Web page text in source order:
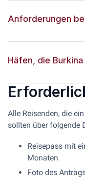
Anforderungen
Häfen, die
Alle Reisenden, die
sollten über folgende
Reisepass mit
Monaten
Foto des